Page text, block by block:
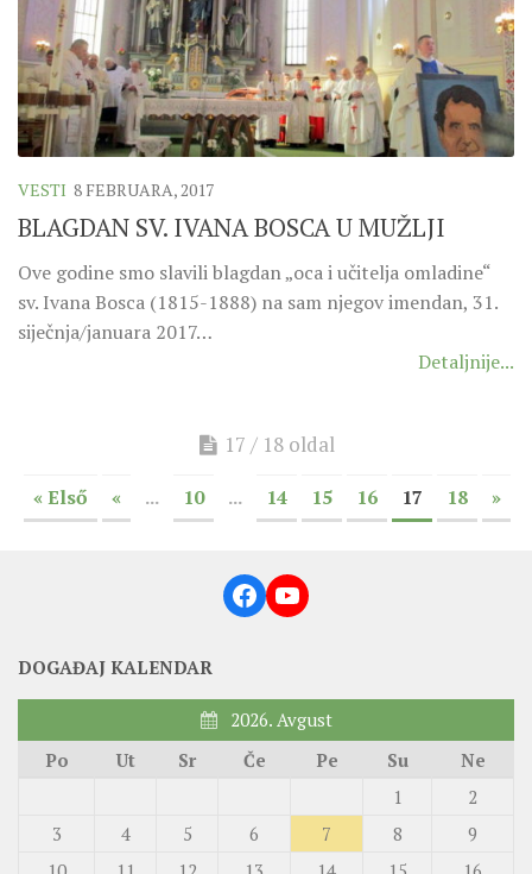
VESTI 8 FEBRUARA, 2017
BLAGDAN SV. IVANA BOSCA U MUŽLJI
Ove godine smo slavili blagdan „oca i učitelja omladine“
sv. Ivana Bosca (1815-1888) na sam njegov imendan, 31.
siječnja/januara 2017…
Detaljnije...
17 / 18 oldal
« Első « ... 10 ... 14 15 16 17 18 »
Facebook
YouTube
DOGAĐAJ KALENDAR
2026. Avgust
Po
Ut Sr Če Pe Su
Ne
1
2
3
4 5 6 7 8
9